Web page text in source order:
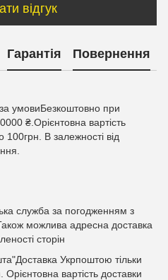
відгук
Гарантія Повернення
умовиБезкоштовно при
₴.Орієнтовна вартість
100грн. В залежності від
служба за погодженням з
можлива адресна доставка
сторін
Укрпоштою тільки
вартість доставки